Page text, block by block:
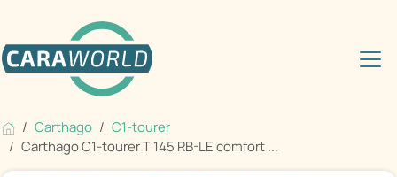
Carthago
C1-tourer
Carthago C1-tourer T 145 RB-LE comfort ...